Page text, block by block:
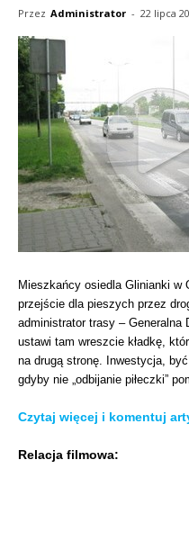
Przez Administrator - 22 lipca
Mieszkańcy osiedla Glinianki w
przejście dla pieszych przez
administrator trasy – Generalna
ustawi tam wreszcie kładkę,
na drugą stronę. Inwestycja,
gdyby nie „odbijanie piłeczki”
Czytaj więcej i komentuj
Relacja filmowa: